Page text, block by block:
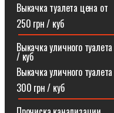
Выкачка туалета цена от
250 грн / куб
Выкачка уличного
/ куб
Выкачка уличного
300 грн / куб